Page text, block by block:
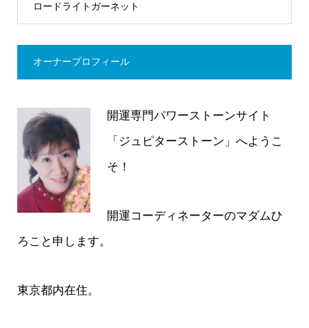
ロードライトガーネット
オーナープロフィール
開運専門パワーストーンサイト
「ジュピターストーン」へようこ
そ！
開運コーディネーターのマダムひ
ろこと申します。
東京都内在住。